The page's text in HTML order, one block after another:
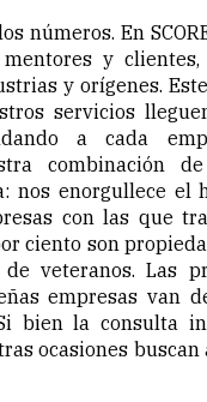
números. En
y
y orígenes.
servicios
a cada
combinación
nos enorgullece el
con las que
ciento son
veteranos. Las
empresas van
bien la consulta
ocasiones buscan